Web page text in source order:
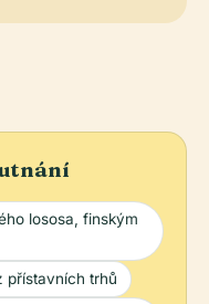
lososa, finským
přístavních trhů